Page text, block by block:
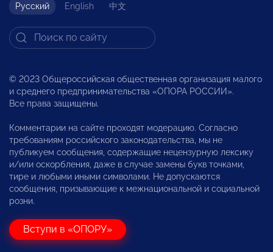
Русский English 中文
© 2023 Общероссийская общественная организация малого
и среднего предпринимательства «ОПОРА РОССИИ».
Все права защищены.
Комментарии на сайте проходят модерацию. Согласно
требованиям российского законодательства, мы не
публикуем сообщения, содержащие нецензурную лексику
и/или оскорбления, даже в случае замены букв точками,
тире и любыми иными символами. Не допускаются
сообщения, призывающие к межнациональной и социальной
розни.
Вступи в «ОПОРУ»